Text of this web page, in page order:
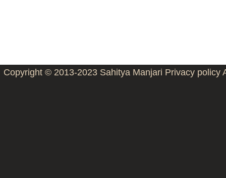
Copyright © 2013-2023 Sahitya Manjari Privacy policy